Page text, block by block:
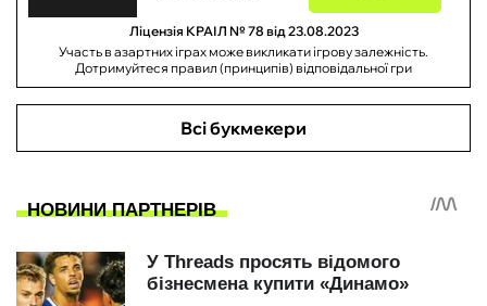
Ліцензія КРАІЛ № 78 від 23.08.2023
Участь в азартних іграх може викликати ігрову залежність.
Дотримуйтеся правил (принципів) відповідальної гри
Всі букмекери